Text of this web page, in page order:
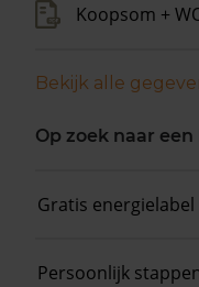
Koopsom +
Bekijk alle
Op zoek naar
Gratis energielabel
Persoonlijk